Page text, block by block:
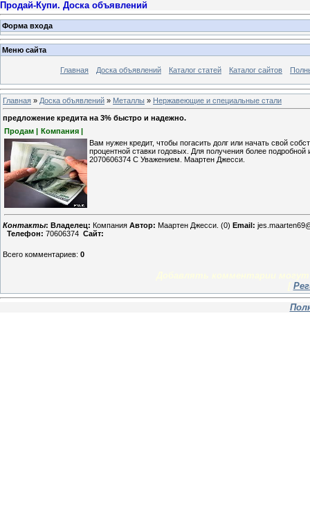
Продай-Купи. Доска объявлений
Форма входа
Меню сайта
Главная Доска объявлений Каталог статей Каталог сайтов
Главная » Доска объявлений » Металлы » Нержавеющие и специальные стали
предложение кредита на 3% быстро и надежно.
Продам | Компания |
Вам нужен кредит, чтобы погасить долг или начать свой
процентной ставки годовых. Для получения более
2070606374 С Уважением. Маартен Джесси.
Контакты: Владелец: Компания Автор: Маартен Джесси. (0) Email:
Телефон: 70606374 Сайт:
Всего комментариев: 0